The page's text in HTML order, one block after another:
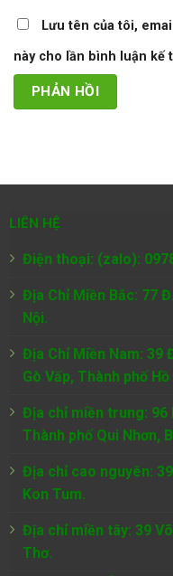
Lưu tên của tôi,
này cho lần bình luận kế
LIÊN HỆ
Điện thoại: (zalo):
Địa Chỉ Miền Bắc: 77
Nội.
Địa Chỉ Miền Nam: 39
Gò Vấp, Thành phố
Địa chỉ miền trung: 96
Thành phố Qui Nhơn,
Địa chỉ cao nguyên:
Kon Tum.
Địa chỉ miền tây: 39
Thơ.